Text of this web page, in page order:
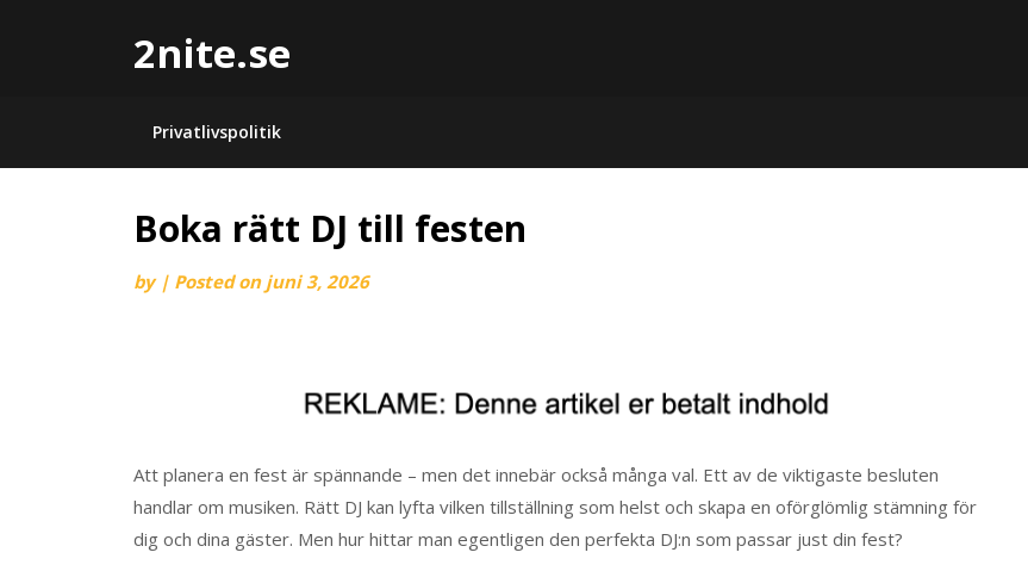
2nite.se
Privatlivspolitik
Boka rätt DJ till festen
by | Posted on juni 3, 2026
Att planera en fest är spännande – men det innebär också många val. Ett av de viktigaste besluten
handlar om musiken. Rätt DJ kan lyfta vilken tillställning som helst och skapa en oförglömlig stämning för
dig och dina gäster. Men hur hittar man egentligen den perfekta DJ:n som passar just din fest?